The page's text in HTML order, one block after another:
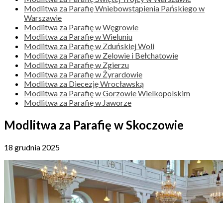
Modlitwa za Parafię Wniebowstąpienia Pańskiego w
Warszawie
Modlitwa za Parafię w Węgrowie
Modlitwa za Parafię w Wieluniu
Modlitwa za Parafię w Zduńskiej Woli
Modlitwa za Parafię w Zelowie i Bełchatowie
Modlitwa za Parafię w Zgierzu
Modlitwa za Parafię w Żyrardowie
Modlitwa za Diecezję Wrocławską
Modlitwa za Parafię w Gorzowie Wielkopolskim
Modlitwa za Parafię w Jaworze
Modlitwa za Parafię w Skoczowie
18 grudnia 2025